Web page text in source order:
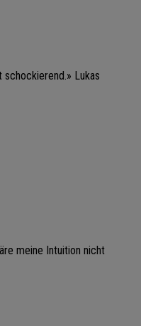
Lukas
meine Intuition nicht